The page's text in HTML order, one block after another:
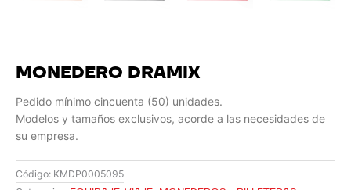
MONEDERO DRAMIX
Pedido mínimo cincuenta (50) unidades.
Modelos y tamaños exclusivos, acorde a las necesidades de
su empresa.
Código: KMDP0005095